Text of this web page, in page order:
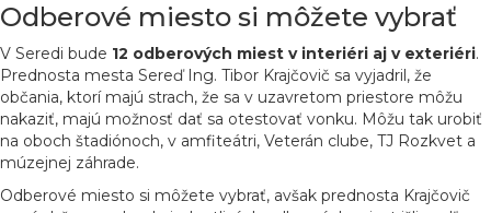
Odberové miesto si môžete vybrať
V Seredi bude 12 odberových miest v interiéri aj v exteriéri.
Prednosta mesta Sereď Ing. Tibor Krajčovič sa vyjadril, že
občania, ktorí majú strach, že sa v uzavretom priestore môžu
nakaziť, majú možnosť dať sa otestovať vonku. Môžu tak urobiť
na oboch štadiónoch, v amfiteátri, Veterán clube, TJ Rozkvet a
múzejnej záhrade.
Odberové miesto si môžete vybrať, avšak prednosta Krajčovič